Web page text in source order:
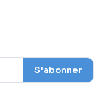
S'abonner